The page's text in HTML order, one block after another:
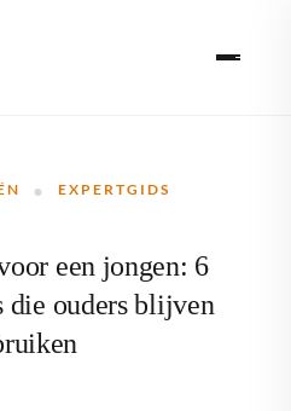
· EXPERTGIDS
een jongen: 6
die ouders blijven